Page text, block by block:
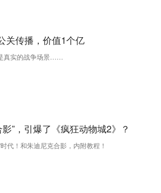
关传播，价值1个亿
真实的战争场景……
”，引爆了《疯狂动物城2》？
代！和朱迪尼克合影，内附教程！